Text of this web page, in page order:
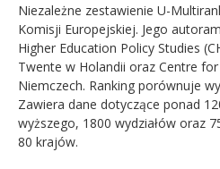
Niezależne zestawienie U-
Komisji Europejskiej. Jego
Higher Education Policy Studies
Twente w Holandii oraz Centre
Niemczech. Ranking porównuje
Zawiera dane dotyczące ponad
wyższego, 1800 wydziałów oraz
80 krajów.